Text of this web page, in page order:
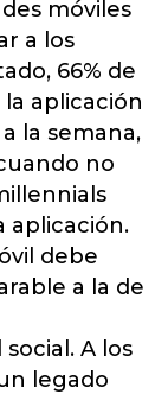
móviles
a los
66% de
aplicación
la semana,
no
aplicación.
debe
a la de
A los
legado